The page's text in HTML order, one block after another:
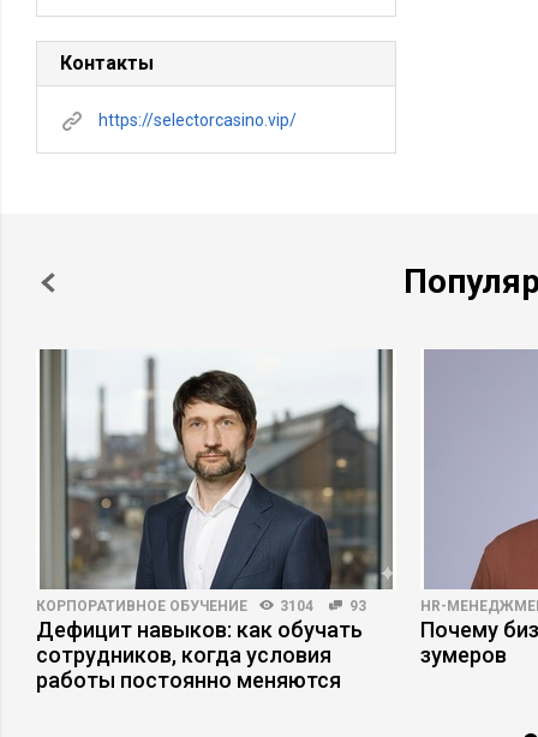
Контакты
https://selectorcasino.vip/
КОРПОРАТИВНОЕ ОБУЧЕНИЕ 3104 93
Дефицит навыков: как обучать
сотрудников, когда условия
работы постоянно меняются
HR-
Почему
зумеров